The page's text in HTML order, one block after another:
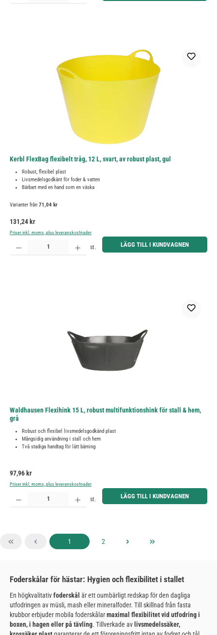
Kerbl FlexBag flexibelt tråg, 12 L, svart, av robust plast, gul
Robust, flexibel plast
Livsmedelsgodkänt för foder & vatten
Bärbart med en hand som en väska
Varianter från 71,04 kr
Ordinarie pris:
131,24 kr
Priser inkl. moms, plus leveranskostnader
Produktkvantitet: Ange önskat belopp eller använd knapparna för att öka eller minska kvantiteten.
st. LÄGG TILL I KUNDVAGNEN
Waldhausen Flexihink 15 L, robust multifunktionshink för stall & hem,
grå
Robust och flexibel livsmedelsgodkänd plast
Mångsidig användning i stall och hem
Två stadiga handtag för lätt bärning
Ordinarie pris:
97,96 kr
Priser inkl. moms, plus leveranskostnader
Produktkvantitet: Ange önskat belopp eller använd knapparna för att öka eller minska kvantiteten.
st. LÄGG TILL I KUNDVAGNEN
Sida
1 Sida
2
Foderskålar för hästar: Hygien och flexibilitet i stallet
En högkvalitativfoderskål är ett oumbärligt redskap för den dagliga
utfodringen av müsli, mash eller mineralfoder. Till skillnad från fasta
krubbor erbjuder mobila foderskålarmaximal flexibilitet vid utfodring i
boxen, i hagen eller på tävling. Tillverkade av livsmedelssäker,